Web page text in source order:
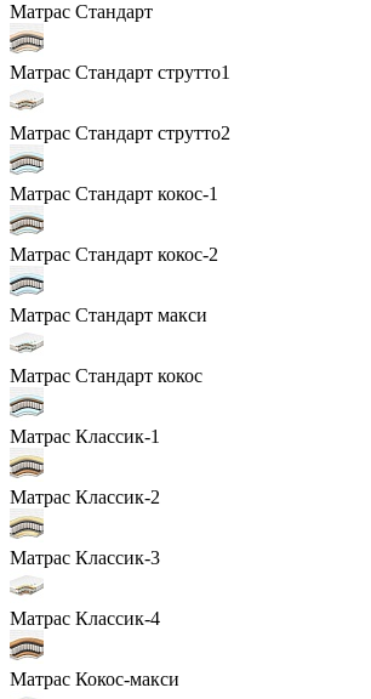
Матрас Стандарт
Матрас Стандарт струтто1
Матрас Стандарт струтто2
Матрас Стандарт кокос-1
Матрас Стандарт кокос-2
Матрас Стандарт макси
Матрас Стандарт кокос
Матрас Классик-1
Матрас Классик-2
Матрас Классик-3
Матрас Классик-4
Матрас Кокос-макси